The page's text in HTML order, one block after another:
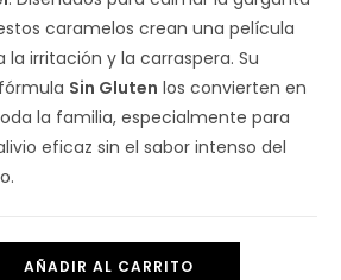
caramelos crean una película
irritación y la carraspera. Su
Sin Gluten los convierten en
la familia, especialmente para
eficaz sin el sabor intenso del
AÑADIR AL CARRITO